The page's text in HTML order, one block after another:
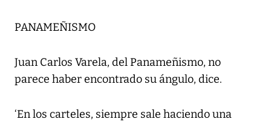
PANAMEÑISMO
Juan Carlos Varela, del Panameñismo, no
parece haber encontrado su ángulo, dice.
‘En los carteles, siempre sale haciendo una